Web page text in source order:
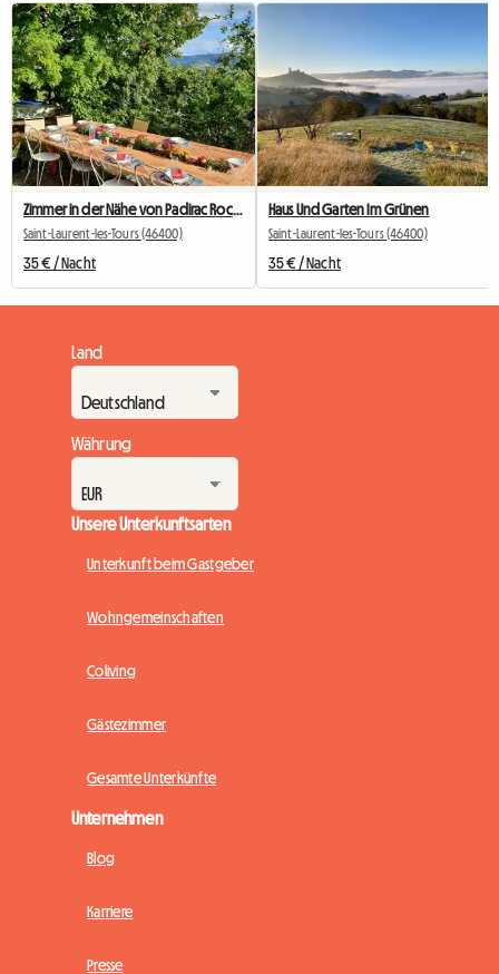
Zimmer in der Nähe von Padirac Rocamadour
Saint-Laurent-les-Tours (46400)
35 € / Nacht
Haus Und Garten Im Grünen
Saint-Laurent-les-Tours (46400)
35 € / Nacht
Land
Währung
Unsere Unterkunftsarten
Unterkunft beim Gastgeber
Wohngemeinschaften
Coliving
Gästezimmer
Gesamte Unterkünfte
Unternehmen
Blog
Karriere
Presse